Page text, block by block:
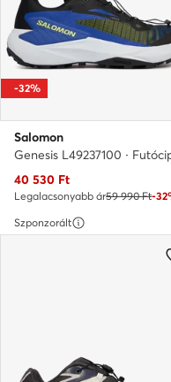
-32%
Salomon
Genesis L49237100 ·
Aktuális ár
40 530 Ft
Legalacsonyabb ár59 990 Ft-
Szponzorált